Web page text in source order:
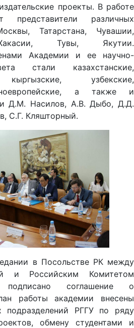
проекты. В работе
представители различных
Татарстана, Чувашии,
Тувы, Якутии.
Академии и ее научно-
стали казахстанские,
кыргызские, узбекские,
а также и
Д.М. Насилов, А.В. Дыбо, Д.Д.
С.Г. Кляшторный.
в Посольстве РК между
и Российским Комитетом
соглашение о
работы академии внесены
подразделений РГГУ по ряду
обмену студентами и